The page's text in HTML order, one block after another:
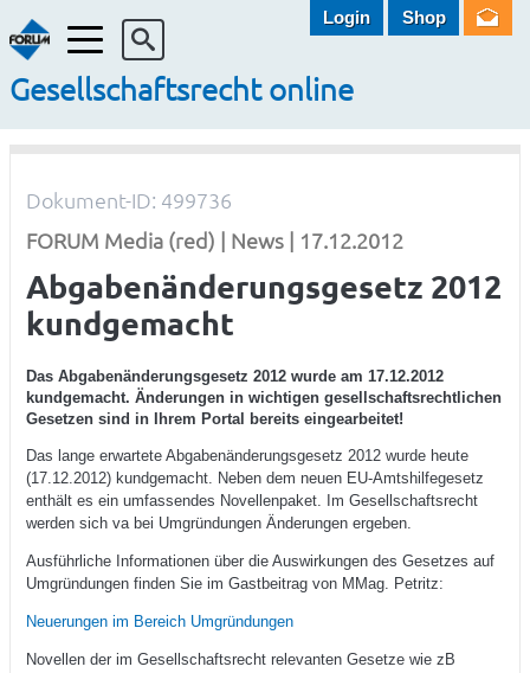
Menü
Gesellschaftsrecht online
Login Shop
Dokument-ID: 499736
FORUM Media (red) | News | 17.12.2012
Abgabenänderungsgesetz 2012
kundgemacht
Das Abgabenänderungsgesetz 2012 wurde am 17.12.2012
kundgemacht. Änderungen in wichtigen gesellschaftsrechtlichen
Gesetzen sind in Ihrem Portal bereits eingearbeitet!
Das lange erwartete Abgabenänderungsgesetz 2012 wurde heute
(17.12.2012) kundgemacht. Neben dem neuen EU-Amtshilfegesetz
enthält es ein umfassendes Novellenpaket. Im Gesellschaftsrecht
werden sich va bei Umgründungen Änderungen ergeben.
Ausführliche Informationen über die Auswirkungen des Gesetzes auf
Umgründungen finden Sie im Gastbeitrag von MMag. Petritz:
Neuerungen im Bereich Umgründungen
Novellen der im Gesellschaftsrecht relevanten Gesetze wie zB